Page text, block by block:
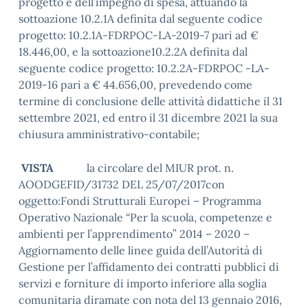
sottoazione 10.2.1A definita dal seguente codice
progetto: 10.2.1A-FDRPOC-LA-2019-7 pari ad €
18.446,00, e la sottoazione10.2.2A definita dal
seguente codice progetto: 10.2.2A-FDRPOC -LA-
2019-16 pari a € 44.656,00, prevedendo come
termine di conclusione delle attività didattiche il 31
settembre 2021, ed entro il 31 dicembre 2021 la sua
chiusura amministrativo-contabile;
VISTA la circolare del MIUR prot. n.
AOODGEFID/31732 DEL 25/07/2017con
oggetto:Fondi Strutturali Europei – Programma
Operativo Nazionale “Per la scuola, competenze e
ambienti per l’apprendimento” 2014 – 2020 –
Aggiornamento delle linee guida dell’Autorità di
Gestione per l’affidamento dei contratti pubblici di
servizi e forniture di importo inferiore alla soglia
comunitaria diramate con nota del 13 gennaio 2016,